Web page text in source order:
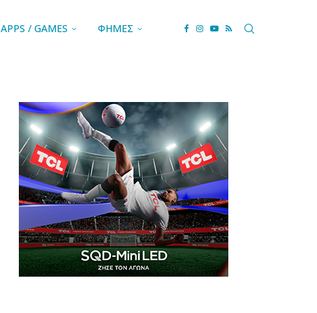
APPS / GAMES ΦΗΜΕΣ